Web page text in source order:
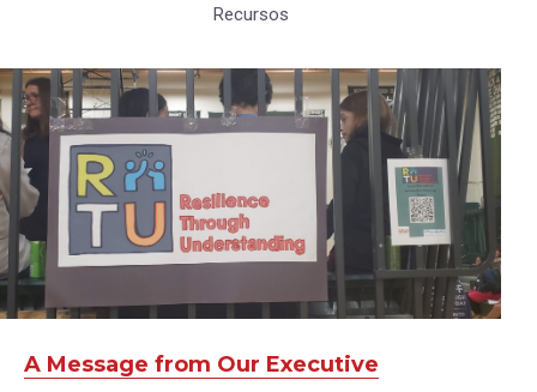
Recursos
A Message from Our Executive